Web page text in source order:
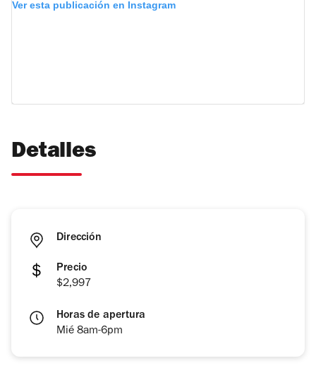
Ver esta publicación en Instagram
Detalles
Dirección
Precio
$2,997
Horas de apertura
Mié 8am-6pm